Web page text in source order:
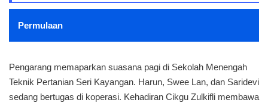
Permulaan
Pengarang memaparkan suasana pagi di Sekolah Menengah
Teknik Pertanian Seri Kayangan. Harun, Swee Lan, dan Saridevi
sedang bertugas di koperasi. Kehadiran Cikgu Zulkifli membawa